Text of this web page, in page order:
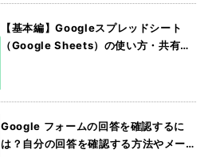
【基本編】Googleスプレッドシート
（Google Sheets）の使い方・共有方
Google フォームの回答を確認するに
は？自分の回答を確認する方法やメー